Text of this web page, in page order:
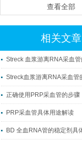
查看全部
相关文章
正确使用PRP采血管的步骤
PRP采血管具体用途解读